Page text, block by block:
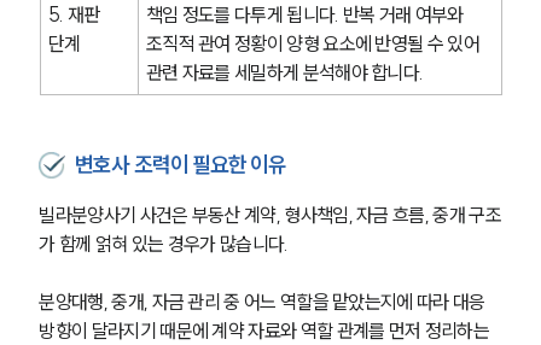
5. 재판
단계
책임 정도를 다투게 됩니다. 반복 거래 여부와
조직적 관여 정황이 양형 요소에 반영될 수 있어
관련 자료를 세밀하게 분석해야 합니다.
변호사 조력이 필요한 이유
빌라분양사기 사건은 부동산 계약, 형사책임, 자금 흐름, 중개 구조
가 함께 얽혀 있는 경우가 많습니다.
분양대행, 중개, 자금 관리 중 어느 역할을 맡았는지에 따라 대응
방향이 달라지기 때문에 계약 자료와 역할 관계를 먼저 정리하는